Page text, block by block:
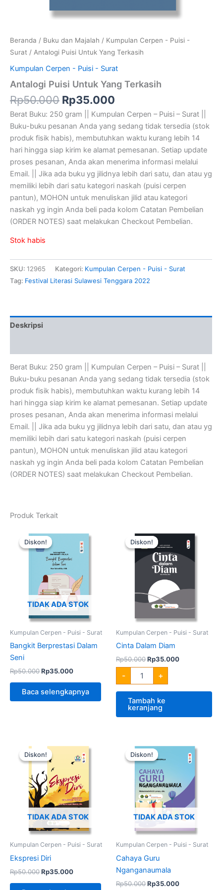
Beranda / Buku dan Majalah / Kumpulan Cerpen - Puisi -
Surat / Antalogi Puisi Untuk Yang Terkasih
Kumpulan Cerpen - Puisi - Surat
Antalogi Puisi Untuk Yang Terkasih
Rp50.000 Rp35.000
Berat Buku: 250 gram || Kumpulan Cerpen – Puisi – Surat ||
Buku-buku pesanan Anda yang sedang tidak tersedia (stok
produk fisik habis), membutuhkan waktu kurang lebih 14
hari hingga siap kirim ke alamat pemesanan. Setiap update
proses pesanan, Anda akan menerima informasi melalui
Email. || Jika ada buku yg jilidnya lebih dari satu, dan atau yg
memiliki lebih dari satu kategori naskah (puisi cerpen
pantun), MOHON untuk menuliskan jilid atau kategori
naskah yg ingin Anda beli pada kolom Catatan Pembelian
(ORDER NOTES) saat melakukan Checkout Pembelian.
Stok habis
SKU: 12965 Kategori: Kumpulan Cerpen - Puisi - Surat
Tag: Festival Literasi Sulawesi Tenggara 2022
Deskripsi
Berat Buku: 250 gram || Kumpulan Cerpen – Puisi – Surat ||
Buku-buku pesanan Anda yang sedang tidak tersedia (stok
produk fisik habis), membutuhkan waktu kurang lebih 14
hari hingga siap kirim ke alamat pemesanan. Setiap update
proses pesanan, Anda akan menerima informasi melalui
Email. || Jika ada buku yg jilidnya lebih dari satu, dan atau yg
memiliki lebih dari satu kategori naskah (puisi cerpen
pantun), MOHON untuk menuliskan jilid atau kategori
naskah yg ingin Anda beli pada kolom Catatan Pembelian
(ORDER NOTES) saat melakukan Checkout Pembelian.
Produk Terkait
Diskon!
TIDAK ADA STOK
Diskon!
Kumpulan Cerpen - Puisi - Surat
Bangkit Berprestasi Dalam
Seni
Rp50.000
aslinya
adalah:
Rp50.000.
Rp35.000
ini
adalah:
Baca selengkapnya
Diskon!
Diskon!
Kumpulan Cerpen - Puisi - Surat
Cinta Dalam Diam
Rp50.000
aslinya
adalah:
Rp50.000.
Rp35.000
saat
adalah:
Rp35.000.
-
Cinta
Dalam
Diam
+
Tambah ke
keranjang
Diskon!
TIDAK ADA STOK
Diskon!
Kumpulan Cerpen - Puisi - Surat
Ekspresi Diri
Rp50.000
aslinya
adalah:
Rp50.000.
Rp35.000
saat
ini
Rp35.000.
Diskon!
TIDAK ADA STOK
Diskon!
Kumpulan Cerpen - Puisi - Surat
Cahaya Guru
Nganganaumala
Rp50.000
aslinya
adalah:
Rp50.000.
Rp35.000
Rp35.000.